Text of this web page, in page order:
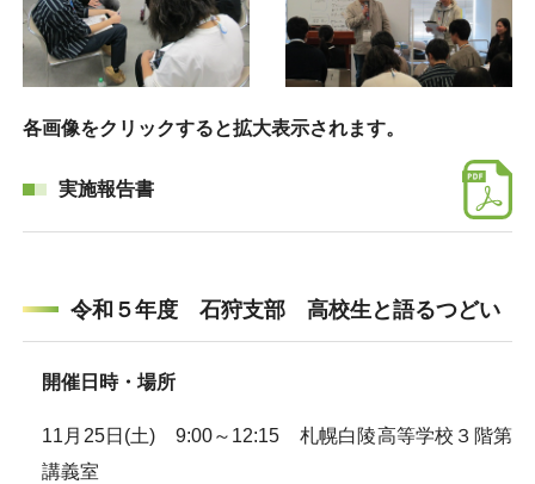
各画像をクリックすると拡大表示されます。
実施報告書
令和５年度 石狩支部 高校生と語るつどい
開催日時・場所
11月25日(土) 9:00～12:15 札幌白陵高等学校３階第
講義室